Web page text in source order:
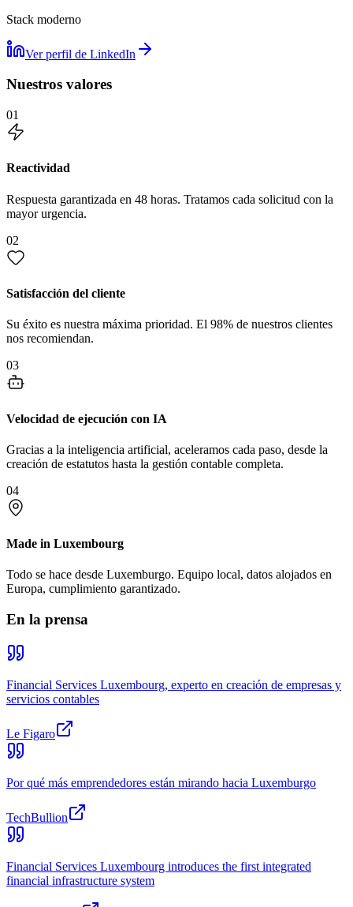
Stack moderno
Ver perfil de LinkedIn
Nuestros valores
01
Reactividad
Respuesta garantizada en 48 horas. Tratamos cada solicitud con la
mayor urgencia.
02
Satisfacción del cliente
Su éxito es nuestra máxima prioridad. El 98% de nuestros clientes
nos recomiendan.
03
Velocidad de ejecución con IA
Gracias a la inteligencia artificial, aceleramos cada paso, desde la
creación de estatutos hasta la gestión contable completa.
04
Made in Luxembourg
Todo se hace desde Luxemburgo. Equipo local, datos alojados en
Europa, cumplimiento garantizado.
En la prensa
Financial Services Luxembourg, experto en creación de empresas y
servicios contables
Le Figaro
Por qué más emprendedores están mirando hacia Luxemburgo
TechBullion
Financial Services Luxembourg introduces the first integrated
financial infrastructure system